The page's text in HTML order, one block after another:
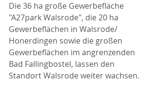
Die 36 ha große Gewerbefläche
"A27park Walsrode", die 20 ha
Gewerbeflächen in Walsrode/
Honerdingen sowie die großen
Gewerbeflächen im angrenzenden
Bad Fallingbostel, lassen den
Standort Walsrode weiter wachsen.